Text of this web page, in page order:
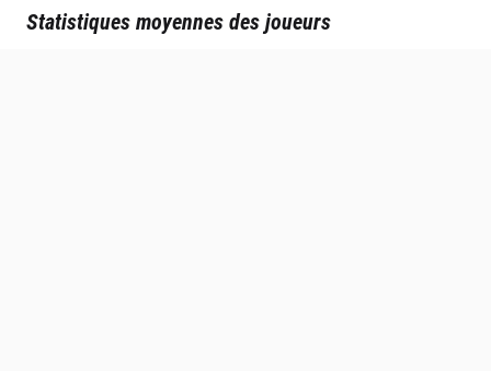
Statistiques moyennes des joueurs